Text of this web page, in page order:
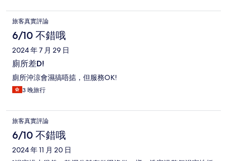
旅客真實評論
6/10 不錯哦
2024 年 7 月 29 日
廁所差D!
廁所沖涼會濕搞唔掂，但服務OK!
3 晚旅行
旅客真實評論
6/10 不錯哦
2024 年 11 月 20 日